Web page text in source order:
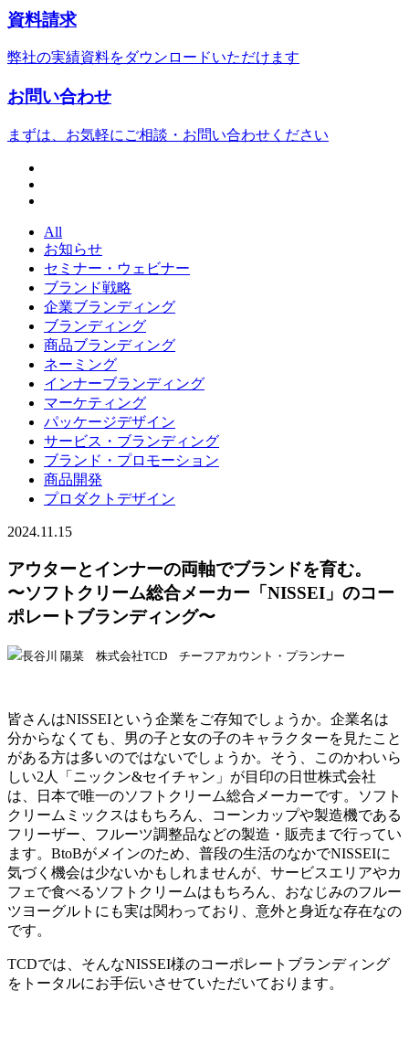
資料請求
弊社の実績資料をダウンロードいただけます
お問い合わせ
まずは、お気軽にご相談・お問い合わせください
All
お知らせ
セミナー・ウェビナー
ブランド戦略
企業ブランディング
ブランディング
商品ブランディング
ネーミング
インナーブランディング
マーケティング
パッケージデザイン
サービス・ブランディング
ブランド・プロモーション
商品開発
プロダクトデザイン
2024.11.15
アウターとインナーの両軸でブランドを育む。
〜ソフトクリーム総合メーカー「NISSEI」のコー
ポレートブランディング〜
長谷川 陽菜 株式会社TCD チーフアカウント・プランナー
皆さんはNISSEIという企業をご存知でしょうか。企業名は
分からなくても、男の子と女の子のキャラクターを見たこと
がある方は多いのではないでしょうか。そう、このかわいら
しい2人「ニックン&セイチャン」が目印の日世株式会社
は、日本で唯一のソフトクリーム総合メーカーです。ソフト
クリームミックスはもちろん、コーンカップや製造機である
フリーザー、フルーツ調整品などの製造・販売まで行ってい
ます。BtoBがメインのため、普段の生活のなかでNISSEIに
気づく機会は少ないかもしれませんが、サービスエリアやカ
フェで食べるソフトクリームはもちろん、おなじみのフルー
ツヨーグルトにも実は関わっており、意外と身近な存在なの
です。
TCDでは、そんなNISSEI様のコーポレートブランディング
をトータルにお手伝いさせていただいております。